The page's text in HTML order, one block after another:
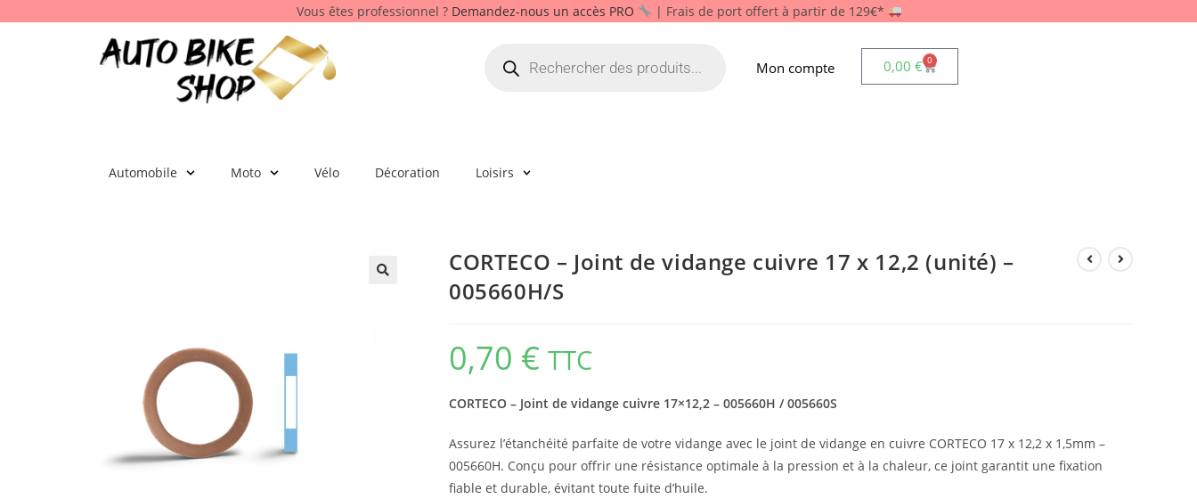
Vous êtes professionnel ? Demandez-nous un accès PRO | Frais de port offert à partir de 129€*
Mon compte 0,00 € 0
Automobile Moto Vélo Décoration Loisirs
CORTECO – Joint de vidange cuivre 17 x 12,2 (unité) –
005660H/S
0,70 € TTC
CORTECO – Joint de vidange cuivre 17×12,2 – 005660H / 005660S
Assurez l’étanchéité parfaite de votre vidange avec le joint de vidange en cuivre CORTECO 17 x 12,2 x 1,5mm –
005660H. Conçu pour offrir une résistance optimale à la pression et à la chaleur, ce joint garantit une fixation
fiable et durable, évitant toute fuite d’huile.